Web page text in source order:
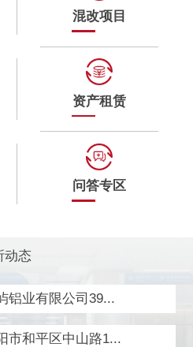
混改项目
资产租赁
问答专区
动态
铝业有限公司39...
市和平区中山路1...